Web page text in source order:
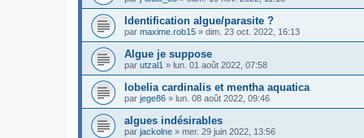
Identification algue/parasite ?
par maxime.rob15 » dim. 23 oct. 2022, 16:13
Algue je suppose
par utzal1 » lun. 01 août 2022, 07:58
lobelia cardinalis et mentha aquatica
par jege86 » lun. 08 août 2022, 09:46
algues indésirables
par jackolne » mer. 29 juin 2022, 13:56